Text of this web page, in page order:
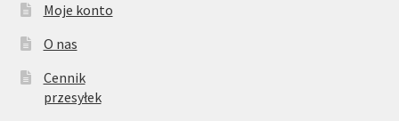
Moje konto
O nas
Cennik
przesyłek